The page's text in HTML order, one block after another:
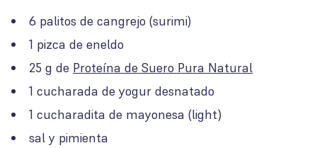
6 palitos de cangrejo (surimi)
1 pizca de eneldo
25 g de Proteína de Suero Pura Natural
1 cucharada de yogur desnatado
1 cucharadita de mayonesa (light)
sal y pimienta